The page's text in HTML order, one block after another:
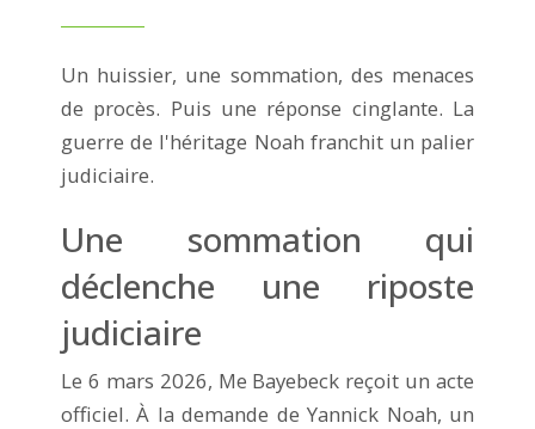
Un huissier, une sommation, des menaces
de procès. Puis une réponse cinglante. La
guerre de l'héritage Noah franchit un palier
judiciaire.
Une sommation qui
déclenche une riposte
judiciaire
Le 6 mars 2026, Me Bayebeck reçoit un acte
officiel. À la demande de Yannick Noah, un